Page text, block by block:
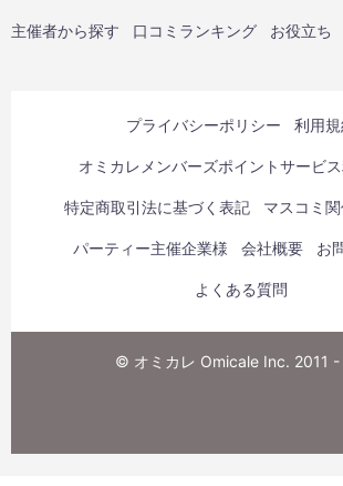
主催者から探す 口コミランキング お役立ち
プライバシーポリシー 利用規
オミカレメンバーズポイントサービ
特定商取引法に基づく表記 マスコミ
パーティー主催企業様 会社概要 お
よくある質問
© オミカレ Omicale Inc. 2011